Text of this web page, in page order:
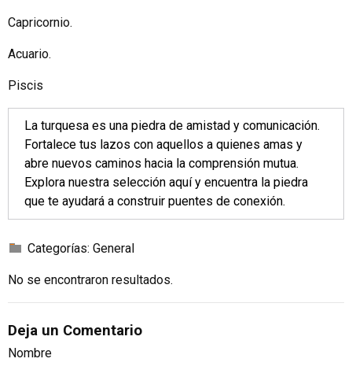
Capricornio.
Acuario.
Piscis
La turquesa es una piedra de amistad y comunicación.
Fortalece tus lazos con aquellos a quienes amas y
abre nuevos caminos hacia la comprensión mutua.
Explora nuestra selección aquíy encuentra la piedra
que te ayudará a construir puentes de conexión.
Categorías: General
No se encontraron resultados.
Deja un Comentario
Nombre